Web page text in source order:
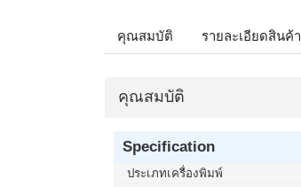
คุณสมบัติ รายละเอียดสินค้า
คุณสมบัติ
Specification
ประเภทเครื่องพิมพ์